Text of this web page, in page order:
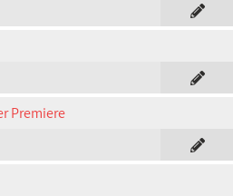
Premiere